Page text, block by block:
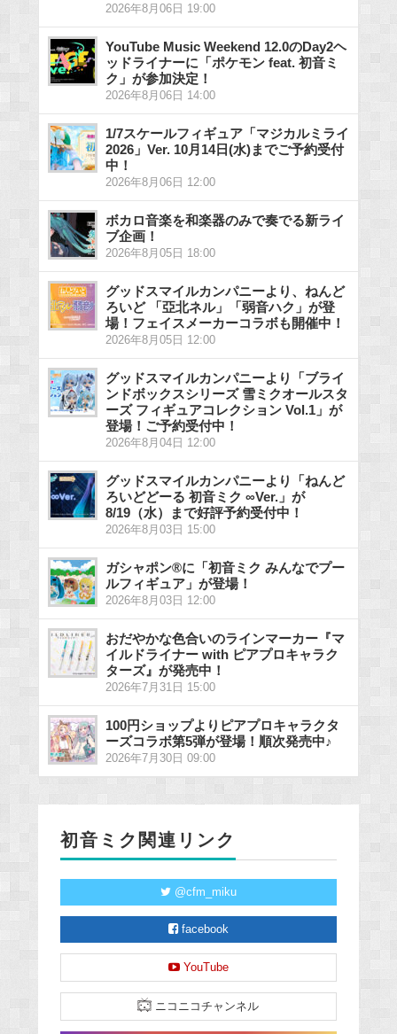
2026年8月06日 19:00
YouTube Music Weekend 12.0のDay2ヘ
ッドライナーに「ポケモン feat. 初音ミ
ク」が参加決定！
2026年8月06日 14:00
1/7スケールフィギュア「マジカルミライ
2026」Ver. 10月14日(水)までご予約受付
中！
2026年8月06日 12:00
ボカロ音楽を和楽器のみで奏でる新ライ
ブ企画！
2026年8月05日 18:00
グッドスマイルカンパニーより、ねんど
ろいど 「亞北ネル」「弱音ハク」が登
場！フェイスメーカーコラボも開催中！
2026年8月05日 12:00
グッドスマイルカンパニーより「ブライ
ンドボックスシリーズ 雪ミクオールスタ
ーズ フィギュアコレクション Vol.1」が
登場！ご予約受付中！
2026年8月04日 12:00
グッドスマイルカンパニーより「ねんど
ろいどどーる 初音ミク ∞Ver.」が
8/19（水）まで好評予約受付中！
2026年8月03日 15:00
ガシャポン®に「初音ミク みんなでプー
ルフィギュア」が登場！
2026年8月03日 12:00
おだやかな色合いのラインマーカー『マ
イルドライナー with ピアプロキャラク
ターズ』が発売中！
2026年7月31日 15:00
100円ショップよりピアプロキャラクタ
ーズコラボ第5弾が登場！順次発売中♪
2026年7月30日 09:00
初音ミク関連リンク
@cfm_miku
facebook
YouTube
ニコニコチャンネル